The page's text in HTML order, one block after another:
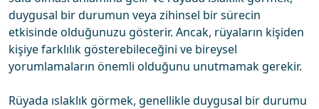
duygusal bir durumun veya zihinsel bir sürecin
etkisinde olduğunuzu gösterir. Ancak, rüyaların kişiden
kişiye farklılık gösterebileceğini ve bireysel
yorumlamaların önemli olduğunu unutmamak gerekir.
Rüyada ıslaklık görmek, genellikle duygusal bir durumu